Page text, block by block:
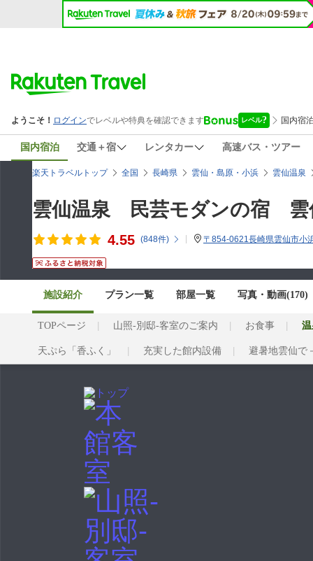
国内宿泊 交通＋宿 レンタカー 高速バス・ツアー
楽天トラベルトップ 全国 長崎県 雲仙・島原・小浜 雲仙温泉
雲仙温泉 民芸モダンの宿 雲
4.55 (848件) 〒854-0621長崎県雲仙市小
施設紹介 プラン一覧 部屋一覧 写真・動画(170)
TOPページ 山照-別邸-客室のご案内 お食事
天ぷら「香ふく」 充実した館内設備 避暑地雲仙で